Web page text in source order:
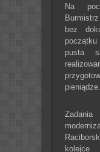
Na
bez
pusta
pieniądze.
kolejce